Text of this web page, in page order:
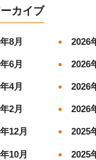
カイブ
8月 2026
6月 2026
4月 2026
2月 2026
12月 2025
10月 2025